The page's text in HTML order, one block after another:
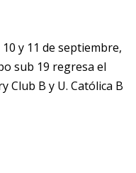
y 11 de septiembre,
sub 19 regresa el
Club B y U. Católica B